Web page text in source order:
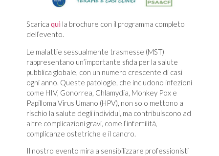
Scarica qui la brochure con il programma completo
dell’evento.
Le malattie sessualmente trasmesse (MST)
rappresentano un’importante sfida per la salute
pubblica globale, con un numero crescente di casi
ogni anno. Queste patologie, che includono infezioni
come HIV, Gonorrea, Chlamydia, Monkey Pox e
Papilloma Virus Umano (HPV), non solo mettono a
rischio la salute degli individui, ma contribuiscono ad
altre complicazioni gravi, come l’infertilità,
complicanze ostetriche e il cancro.
Il nostro evento mira a sensibilizzare professionisti